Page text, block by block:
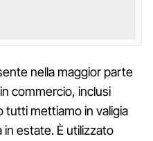
nella maggior parte
in commercio, inclusi
tutti mettiamo in valigia
in estate. È utilizzato